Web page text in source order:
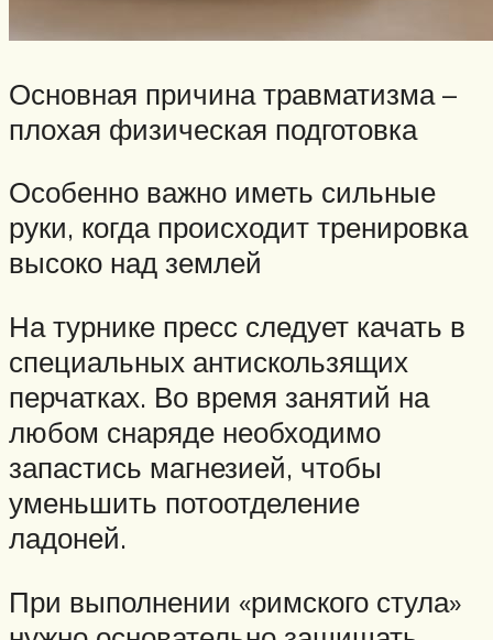
Основная причина травматизма –
плохая физическая подготовка
Особенно важно иметь сильные
руки, когда происходит тренировка
высоко над землей
На турнике пресс следует качать в
специальных антискользящих
перчатках. Во время занятий на
любом снаряде необходимо
запастись магнезией, чтобы
уменьшить потоотделение
ладоней.
При выполнении «римского стула»